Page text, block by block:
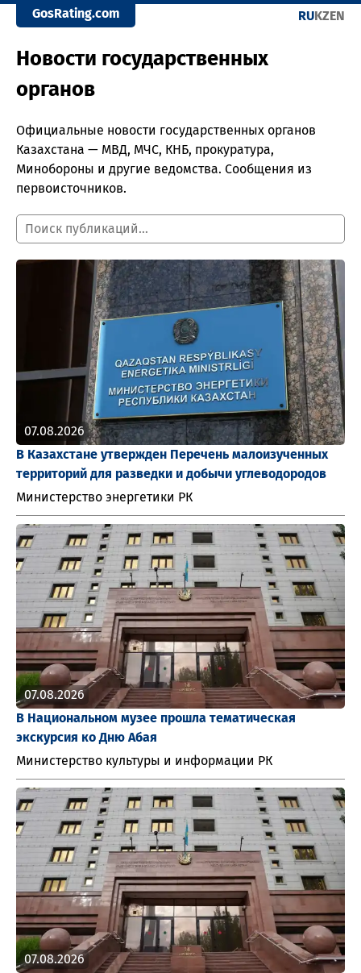
GosRating.com RUKZEN
Новости государственных
органов
Официальные новости государственных органов
Казахстана — МВД, МЧС, КНБ, прокуратура,
Минобороны и другие ведомства. Сообщения из
первоисточников.
Поиск
07.08.2026
В Казахстане утвержден Перечень малоизученных
территорий для разведки и добычи углеводородов
Министерство энергетики РК
07.08.2026
В Национальном музее прошла тематическая
экскурсия ко Дню Абая
Министерство культуры и информации РК
07.08.2026